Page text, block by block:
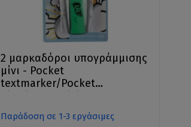
2 μαρκαδόροι υπογράμμισης
μίνι - Pocket
textmarker/Pocket
Παράδοση σε 1-3 εργάσιμες